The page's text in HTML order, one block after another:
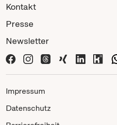
Kontakt
Presse
Newsletter
Impressum
Datenschutz